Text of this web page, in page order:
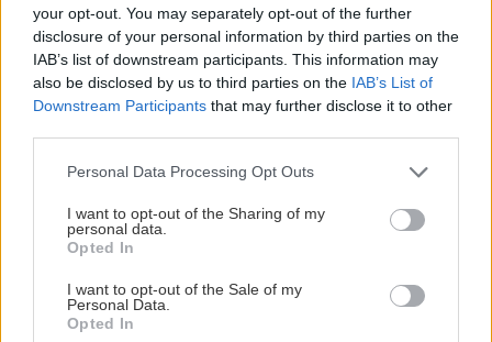
your opt-out. You may separately opt-out of the further
disclosure of your personal information by third parties on the
IAB’s list of downstream participants. This information may
also be disclosed by us to third parties on the IAB’s List of
Downstream Participants that may further disclose it to other
Personal Data Processing Opt Outs
I want to opt-out of the Sharing of my
personal data.
Opted In
I want to opt-out of the Sale of my
Personal Data.
Opted In
"γεννήθηκε" ο Ακάθιστος Ύμνος στην
Κωνσταντινούπολη
κάτοικοι -Δεκάδες οι κατοικίες που
καταστράφηκαν από τη φωτιά
Στα Χανιά ο Κυριάκος Μητσοτάκης με τη
σύζυγό του -Βρέθηκε σε γνωστό στέκι
ΠΕΡΙΣΣΟΤΕΡΑ
ΚΟΣΜΟΣ
Ιαπωνία: Συγκλονιστικό βίντεο από
χειρουργείο την ώρα του σεισμού των
7,1R